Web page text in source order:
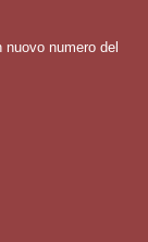
numero del